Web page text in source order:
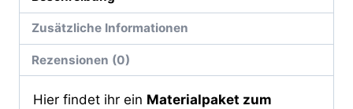
Zusätzliche Informationen
Rezensionen (0)
Hier findet ihr ein Materialpaket zum